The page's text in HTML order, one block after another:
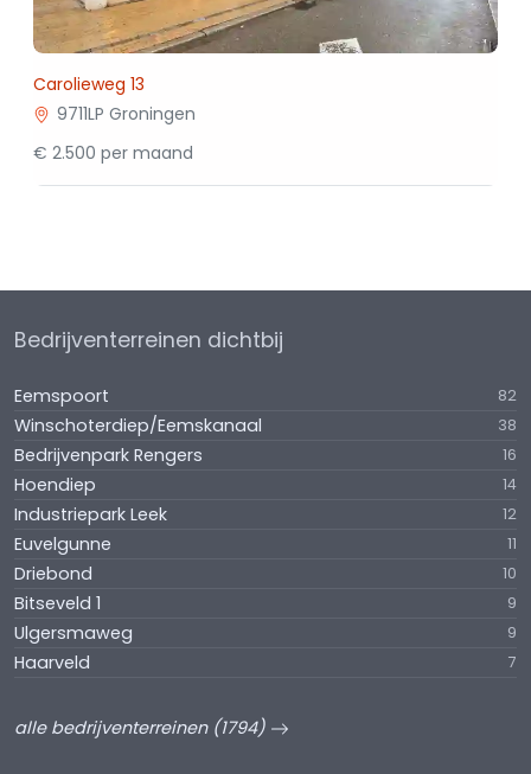
Carolieweg 13
9711LP Groningen
€ 2.500 per maand
Bedrijventerreinen dichtbij
Eemspoort 82
Winschoterdiep/Eemskanaal 38
Bedrijvenpark Rengers 16
Hoendiep 14
Industriepark Leek 12
Euvelgunne 11
Driebond 10
Bitseveld 1 9
Ulgersmaweg 9
Haarveld 7
alle bedrijventerreinen (1794)